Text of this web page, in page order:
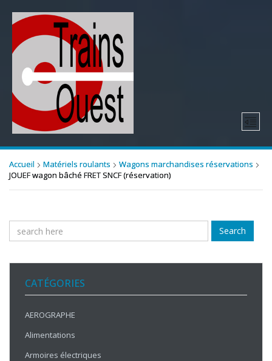
Accueil Matériels roulants
Wagons marchandises réservations
JOUEF wagon bâché FRET SNCF (réservation)
Search
CATÉGORIES
AEROGRAPHE
Alimentations
Armoires électriques